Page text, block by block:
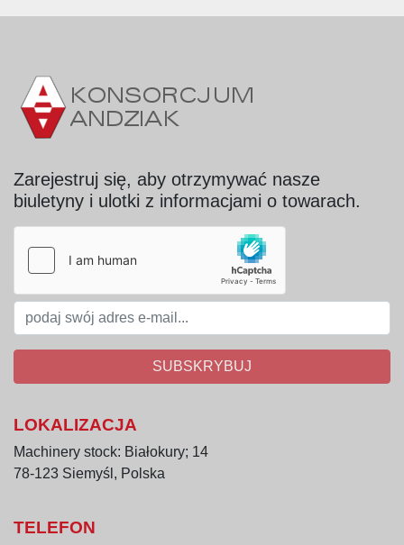
Zarejestruj się, aby otrzymywać nasze
biuletyny i ulotki z informacjami o towarach.
SUBSKRYBUJ
LOKALIZACJA
Machinery stock: Białokury; 14
78-123 Siemyśl, Polska
TELEFON